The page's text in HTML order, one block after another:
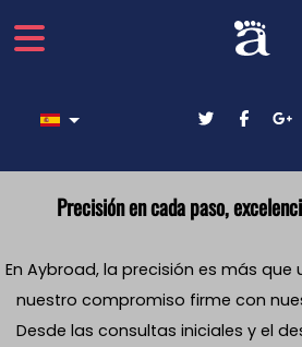
Seleccione su idioma
Precisión en cada paso,
En Aybroad, la precisión es más
nuestro compromiso firme con
Desde las consultas iniciales y el